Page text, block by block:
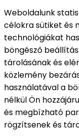
Weboldalunk
célokra sütiket és
technológiákat
böngésző
tárolásának és
közlemény
használatával a
nélkül Ön
és megbízható
rögzítsenek és